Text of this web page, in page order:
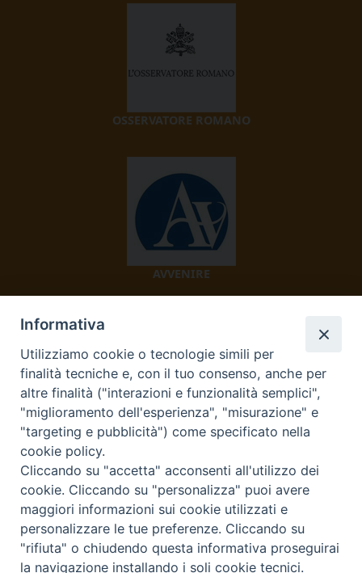
OSSERVATORE ROMANO
AVVENIRE
TV 2000
Diocesi di Ivrea
Curia Vescovile Piazza Castello, 3 10015 Ivrea (To) Tel.
0125.641138 Fax 0125.40296 segreteriacuria@diocesivrea.it
Informativa
Utilizziamo cookie o tecnologie simili per
finalità tecniche e, con il tuo consenso, anche per
altre finalità ("interazioni e funzionalità semplici",
"miglioramento dell'esperienza", "misurazione" e
"targeting e pubblicità") come specificato nella
cookie policy.
Cliccando su "accetta" acconsenti all'utilizzo dei
cookie. Cliccando su "personalizza" puoi avere
maggiori informazioni sui cookie utilizzati e
personalizzare le tue preferenze. Cliccando su
"rifiuta" o chiudendo questa informativa proseguirai
la navigazione installando i soli cookie tecnici.